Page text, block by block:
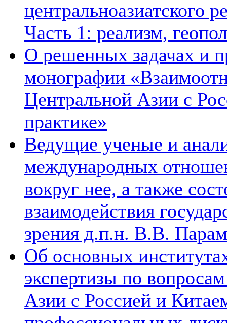
центральноазиатского
Часть 1: реализм,
О решенных задачах и
монографии
Центральной Азии с
практике»
Ведущие ученые и
международных
вокруг нее, а также
взаимодействия
зрения д.п.н. В.В.
Об основных
экспертизы по
Азии с Россией и